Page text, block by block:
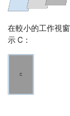
在較小的工作視
示 C：